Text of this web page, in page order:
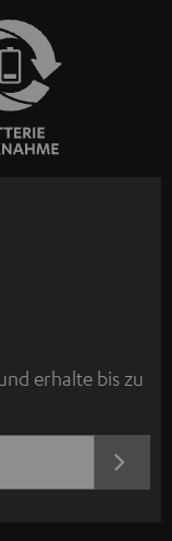
erhalte bis zu
JETZT